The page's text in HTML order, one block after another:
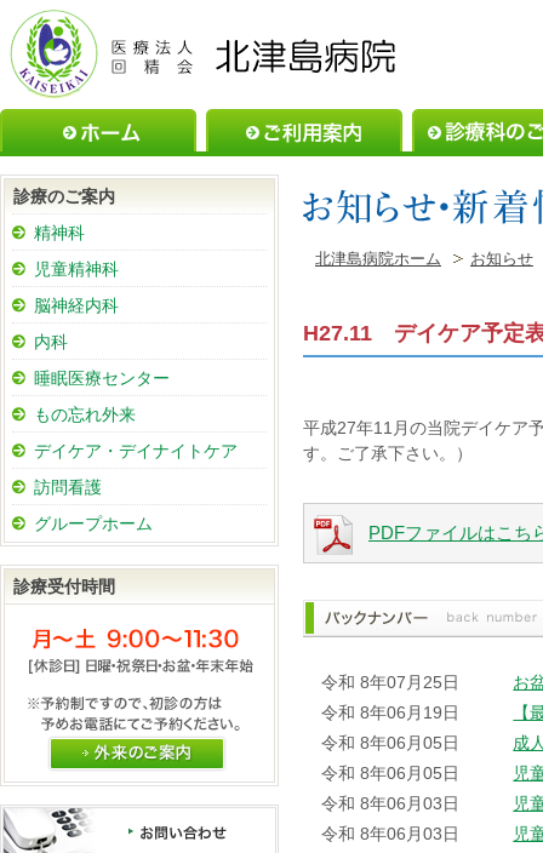
ホーム ご利用案内
北津島病院ホーム お知らせ
H27.11 デイケア予定
平成27年11月の当院デイケア
す。ご了承下さい。）
PDFファイルはこち
令和 8年07月25日
お
令和 8年06月19日
令和 8年06月05日
成
令和 8年06月05日
児
令和 8年06月03日
児
令和 8年06月03日
児
診療のご案内
精神科
児童精神科
脳神経内科
内科
睡眠医療センター
もの忘れ外来
デイケア・デイナイトケア
訪問看護
グループホーム
診療受付時間